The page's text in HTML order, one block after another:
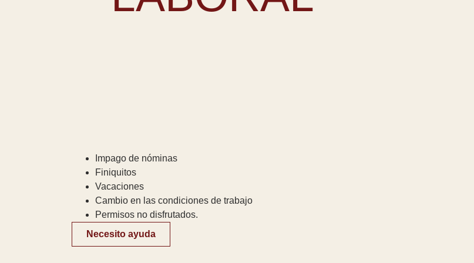
Impago de nóminas
Finiquitos
Vacaciones
Cambio en las condiciones de trabajo
Permisos no disfrutados.
Necesito ayuda